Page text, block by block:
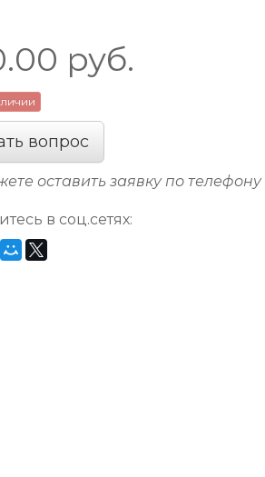
руб.
вопрос
оставить заявку по телефону
в соц.сетях: